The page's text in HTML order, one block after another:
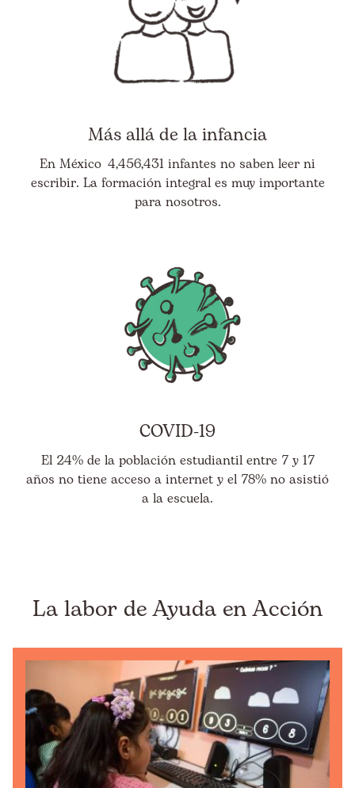
Más allá de la infancia
En México 4,456,431 infantes no saben leer ni
escribir. La formación integral es muy importante
para nosotros.
COVID-19
El 24% de la población estudiantil entre 7 y 17
años no tiene acceso a internet y el 78% no asistió
a la escuela.
La labor de Ayuda en Acción